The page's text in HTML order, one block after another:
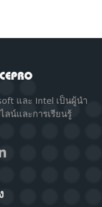
และ Intel เป็นผู้นำ
ลน์และการเรียนรู้